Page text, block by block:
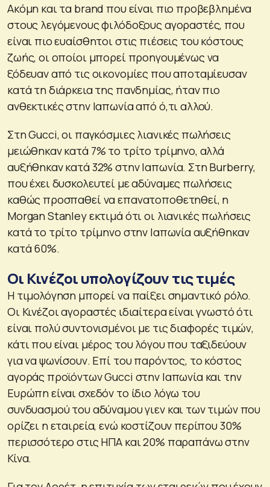
Ακόμη και τα brand που είναι πιο προβεβλημένα
στους λεγόμενους φιλόδοξους αγοραστές, που
είναι πιο ευαίσθητοι στις πιέσεις του κόστους
ζωής, οι οποίοι μπορεί προηγουμένως να
ξόδευαν από τις οικονομίες που αποταμίευσαν
κατά τη διάρκεια της πανδημίας, ήταν πιο
ανθεκτικές στην Ιαπωνία από ό,τι αλλού.
Στη Gucci, οι παγκόσμιες λιανικές πωλήσεις
μειώθηκαν κατά 7% το τρίτο τρίμηνο, αλλά
αυξήθηκαν κατά 32% στην Ιαπωνία. Στη Burberry,
που έχει δυσκολευτεί με αδύναμες πωλήσεις
καθώς προσπαθεί να επανατοποθετηθεί, η
Morgan Stanley εκτιμά ότι οι λιανικές πωλήσεις
κατά το τρίτο τρίμηνο στην Ιαπωνία αυξήθηκαν
κατά 60%.
Οι Κινέζοι υπολογίζουν τις τιμές
Η τιμολόγηση μπορεί να παίξει σημαντικό ρόλο.
Οι Κινέζοι αγοραστές ιδιαίτερα είναι γνωστό ότι
είναι πολύ συντονισμένοι με τις διαφορές τιμών,
κάτι που είναι μέρος του λόγου που ταξιδεύουν
για να ψωνίσουν. Επί του παρόντος, το κόστος
αγοράς προϊόντων Gucci στην Ιαπωνία και την
Ευρώπη είναι σχεδόν το ίδιο λόγω του
συνδυασμού του αδύναμου γιεν και των τιμών που
ορίζει η εταιρεία, ενώ κοστίζουν περίπου 30%
περισσότερο στις ΗΠΑ και 20% παραπάνω στην
Κίνα.